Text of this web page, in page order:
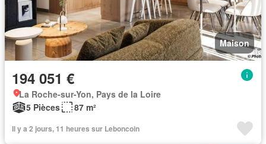
Maison
194 051 €
La Roche-sur-Yon, Pays de la Loire
5 Pièces
87 m²
Il y a 2 jours, 11 heures sur Leboncoin